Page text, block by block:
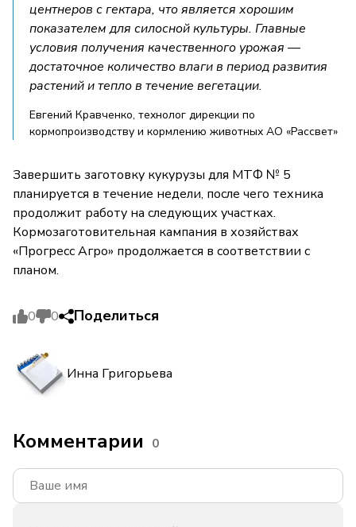
центнеров с гектара, что является хорошим
показателем для силосной культуры. Главные
условия получения качественного урожая —
достаточное количество влаги в период развития
растений и тепло в течение вегетации.
Евгений Кравченко, технолог дирекции по
кормопроизводству и кормлению животных АО «Рассвет»
Завершить заготовку кукурузы для МТФ № 5
планируется в течение недели, после чего техника
продолжит работу на следующих участках.
Кормозаготовительная кампания в хозяйствах
«Прогресс Агро» продолжается в соответствии с
планом.
0 0 Поделиться
Инна Григорьева
Комментарии 0